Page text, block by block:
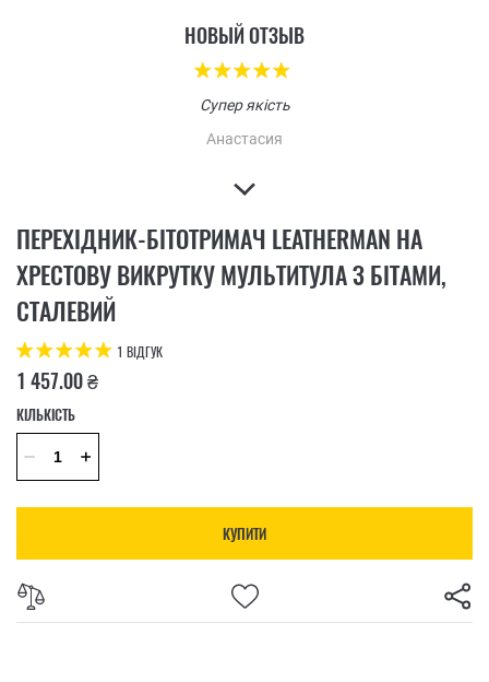
НОВЫЙ ОТЗЫВ
Супер якість
Анастасия
ПЕРЕХІДНИК-БІТОТРИМАЧ LEATHERMAN НА
ХРЕСТОВУ ВИКРУТКУ МУЛЬТИТУЛА З БІТАМИ,
СТАЛЕВИЙ
1 ВІДГУК
1 457.00 ₴
КІЛЬКІСТЬ
КУПИТИ